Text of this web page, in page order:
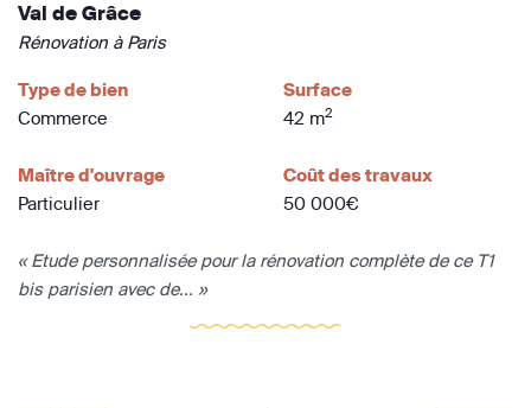
Val de Grâce
Rénovation à Paris
Type de bien
Commerce
Surface
42 m2
Maître d'ouvrage
Particulier
Coût des travaux
50 000€
« Etude personnalisée pour la rénovation complète de ce T1
bis parisien avec de... »